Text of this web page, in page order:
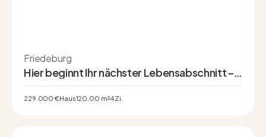
Friedeburg
Hier beginnt Ihr nächster Lebensabschnitt –
229.000 €Haus120,00 m²4 Zi.